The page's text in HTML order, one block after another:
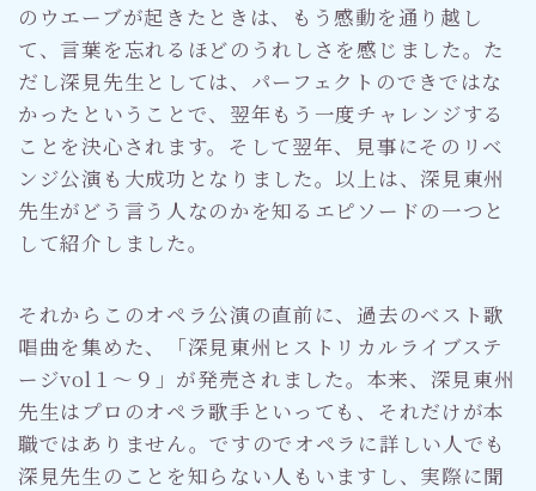
のウエーブが起きたときは、もう感動を通り越し
て、言葉を忘れるほどのうれしさを感じました。た
だし深見先生としては、パーフェクトのできではな
かったということで、翌年もう一度チャレンジする
ことを決心されます。そして翌年、見事にそのリベ
ンジ公演も大成功となりました。以上は、深見東州
先生がどう言う人なのかを知るエピソードの一つと
して紹介しました。
それからこのオペラ公演の直前に、過去のベスト歌
唱曲を集めた、「深見東州ヒストリカルライブステ
ージvol１～９」が発売されました。本来、深見東州
先生はプロのオペラ歌手といっても、それだけが本
職ではありません。ですのでオペラに詳しい人でも
深見先生のことを知らない人もいますし、実際に聞